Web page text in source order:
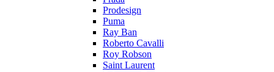
Prodesign
Puma
Ray Ban
Roberto Cavalli
Roy Robson
Saint Laurent